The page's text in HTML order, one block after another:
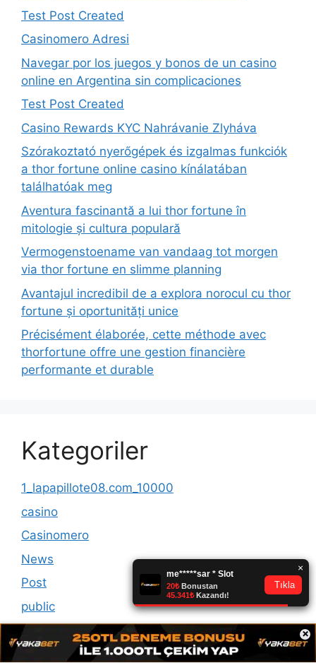
×
Test Post Created
Casinomero Adresi
Navegar por los juegos y bonos de un casino
online en Argentina sin complicaciones
Test Post Created
Casino Rewards KYC Nahrávanie Zlyháva
Szórakoztató nyerőgépek és izgalmas funkciók
a thor fortune online casino kínálatában
találhatóak meg
Aventura fascinantă a lui thor fortune în
mitologie și cultura populară
Vermogenstoename van vandaag tot morgen
via thor fortune en slimme planning
Avantajul incredibil de a explora norocul cu thor
fortune și oportunități unice
Précisément élaborée, cette méthode avec
thorfortune offre une gestion financière
performante et durable
Kategoriler
1_lapapillote08.com_10000
casino
Casinomero
News
Post
public
Spins